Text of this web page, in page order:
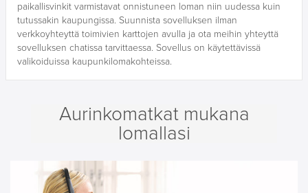
paikallisvinkit varmistavat onnistuneen loman niin uudessa kuin
tutussakin kaupungissa. Suunnista sovelluksen ilman
verkkoyhteyttä toimivien karttojen avulla ja ota meihin yhteyttä
sovelluksen chatissa tarvittaessa. Sovellus on käytettävissä
valikoiduissa kaupunkilomakohteissa.
Aurinkomatkat mukana
lomallasi